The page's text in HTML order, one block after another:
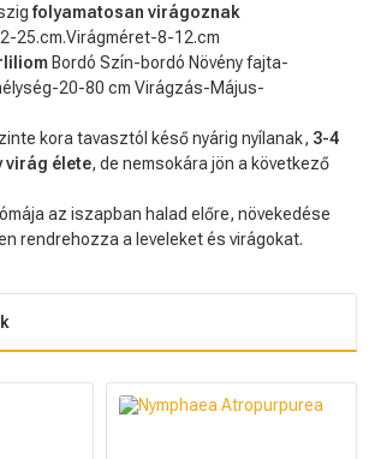
folyamatosan virágoznak
25.cm.Virágméret-8-12.cm
Bordó Szín-bordó Növény fajta-
20-80 cm Virágzás-Május-
kora tavasztól késő nyárig nyílanak, 3-4
virág élete, de nemsokára jön a következő
az iszapban halad előre, növekedése
rendrehozza a leveleket és virágokat.